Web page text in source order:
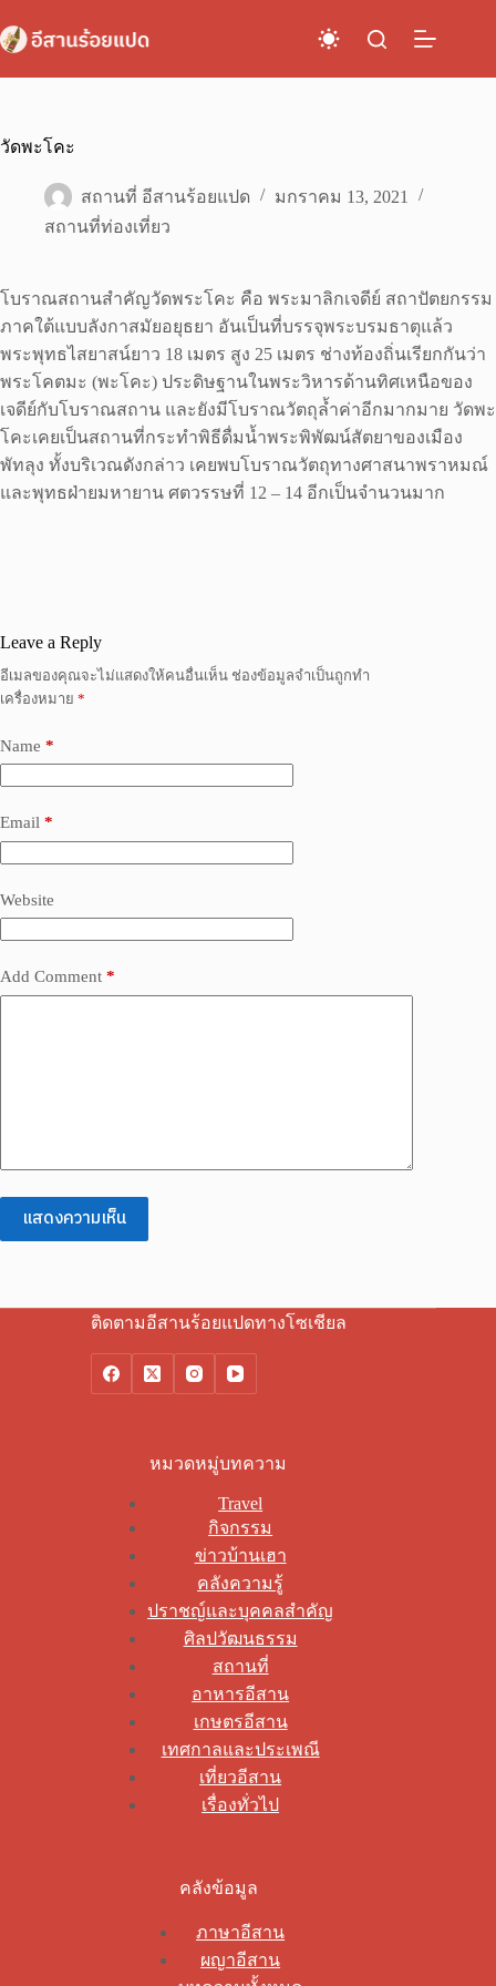
to
content
วัดพะโคะ
สถานที่ อีสานร้อยแปด
มกราคม 13, 2021
สถานที่ท่องเที่ยว
โบราณสถานสำคัญวัดพระโคะ คือ พระมาลิกเจดีย์ สถาปัตยกรรม
ภาคใต้แบบลังกาสมัยอยุธยา อันเป็นที่บรรจุพระบรมธาตุแล้ว
พระพุทธไสยาสน์ยาว 18 เมตร สูง 25 เมตร ช่างท้องถิ่นเรียกกันว่า
พระโคตมะ (พะโคะ) ประดิษฐานในพระวิหารด้านทิศเหนือของ
เจดีย์กับโบราณสถาน และยังมีโบราณวัตถุล้ำค่าอีกมากมาย วัดพะ
โคะเคยเป็นสถานที่กระทำพิธีดื่มน้ำพระพิพัฒน์สัตยาของเมือง
พัทลุง ทั้งบริเวณดังกล่าว เคยพบโบราณวัตถุทางศาสนาพราหมณ์
และพุทธฝ่ายมหายาน ศตวรรษที่ 12 – 14 อีกเป็นจำนวนมาก
Leave a Reply
อีเมลของคุณจะไม่แสดงให้คนอื่นเห็น ช่องข้อมูลจำเป็นถูกทำ
เครื่องหมาย *
Name *
Email *
Website
Add Comment *
แสดงความเห็น
ติดตามอีสานร้อยแปดทางโซเชียล
หมวดหมู่บทความ
Travel
กิจกรรม
ข่าวบ้านเฮา
คลังความรู้
ปราชญ์และบุคคลสำคัญ
ศิลปวัฒนธรรม
สถานที่
อาหารอีสาน
เกษตรอีสาน
เทศกาลและประเพณี
เที่ยวอีสาน
เรื่องทั่วไป
คลังข้อมูล
ภาษาอีสาน
ผญาอีสาน